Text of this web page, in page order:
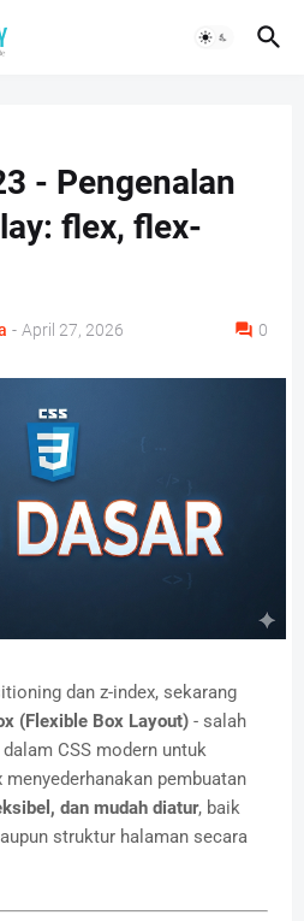
- Pengenalan
flex, flex-
- April 27, 2026 0
dan z-index, sekarang
(Flexible Box Layout) - salah
dalam CSS modern untuk
pembuatan
dan mudah diatur, baik
struktur halaman secara